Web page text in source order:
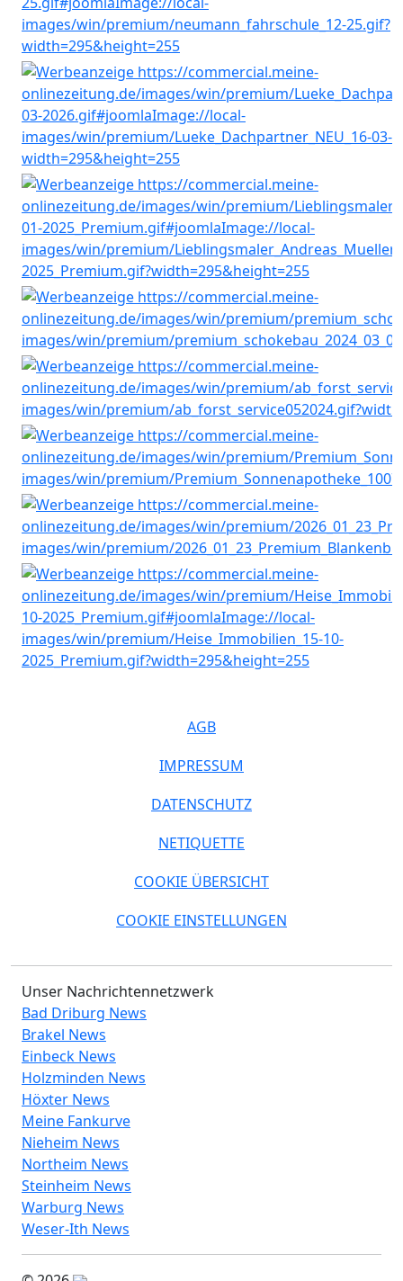
AGB
IMPRESSUM
DATENSCHUTZ
NETIQUETTE
COOKIE ÜBERSICHT
COOKIE EINSTELLUNGEN
Unser Nachrichtennetzwerk
Bad Driburg News
Brakel News
Einbeck News
Holzminden News
Höxter News
Meine Fankurve
Nieheim News
Northeim News
Steinheim News
Warburg News
Weser-Ith News